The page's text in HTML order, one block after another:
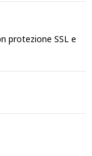
protezione SSL e